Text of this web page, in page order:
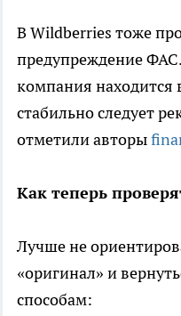
В Wildberries тоже
предупреждение
компания находится
стабильно следует
отметили авторы
Как теперь
Лучше не
«оригинал» и
способам: